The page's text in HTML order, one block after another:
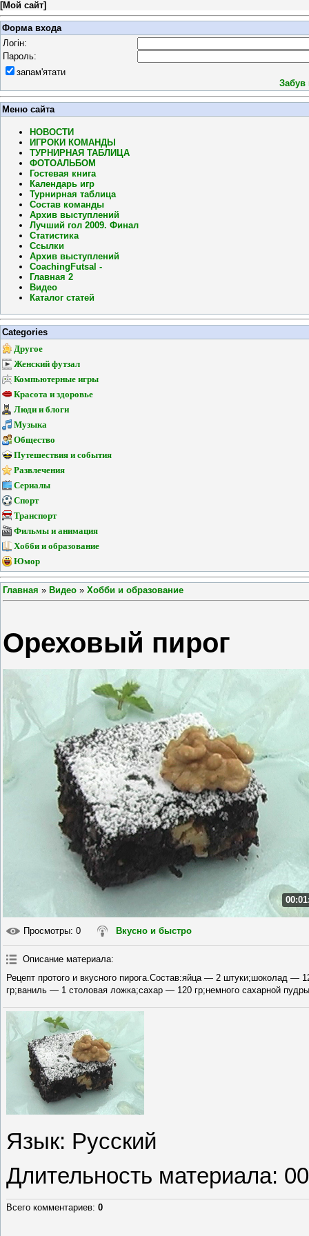
[Мой сайт]
Форма входа
Логін:
Пароль:
запам'ятати
Забув
Меню сайта
НОВОСТИ
ИГРОКИ КОМАНДЫ
ТУРНИРНАЯ ТАБЛИЦА
ФОТОАЛЬБОМ
Гостевая книга
Календарь игр
Турнирная таблица
Состав команды
Архив выступлений
Лучший гол 2009. Финал
Статистика
Ссылки
Архив выступлений
CoachingFutsal -
Главная 2
Видео
Каталог статей
Categories
Другое
Женский футзал
Компьютерные игры
Красота и здоровье
Люди и блоги
Музыка
Общество
Путешествия и события
Развлечения
Сериалы
Спорт
Транспорт
Фильмы и анимация
Хобби и образование
Юмор
Главная » Видео » Хобби и образование
Ореховый пирог
Просмотры: 0 Вкусно и быстро
Описание материала:
Рецепт протого и вкусного пирога.Состав:яйца — 2 штуки;шоколад
гр;ваниль — 1 столовая ложка;сахар — 120 гр;немного сахарной
Язык: Русский
Длительность материала:
Всего комментариев: 0